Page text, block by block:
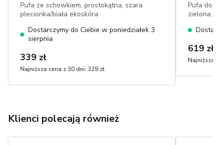
Pufa ze schowkiem, prostokątna, szara
plecionka/biała ekoskóra
Dostarczymy do Ciebie w poniedziałek 3
sierpnia
339 zł
Najniższa cena z 30 dni: 329 zł
Pufa do
zielona,
619 zł
Najniższa
Klienci polecają również